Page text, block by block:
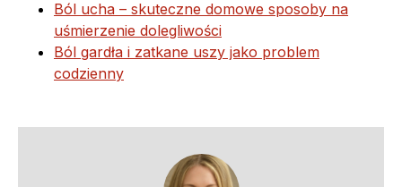
Ból ucha – skuteczne domowe sposoby na
uśmierzenie dolegliwości
Ból gardła i zatkane uszy jako problem
codzienny